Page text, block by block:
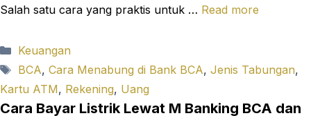
Salah satu cara yang praktis untuk … Read more
Categories
Keuangan
Tags
BCA, Cara Menabung di Bank BCA, Jenis Tabungan,
Kartu ATM, Rekening, Uang
Cara Bayar Listrik Lewat M Banking BCA dan